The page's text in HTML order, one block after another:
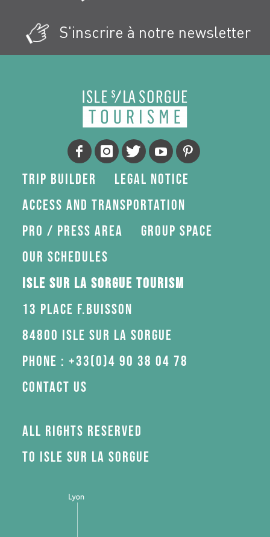
S'inscrire à notre newsletter
Trip Builder
Legal Notice
Access and transportation
Pro / press area
Group space
Our schedules
Isle sur la Sorgue Tourism
13 Place F.Buisson
84800 Isle sur la Sorgue
Phone : +33(0)4 90 38 04 78
Contact us
All rights reserved
to Isle sur la Sorgue